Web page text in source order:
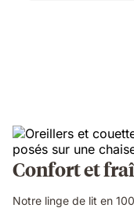
Confort et
Notre linge de lit en